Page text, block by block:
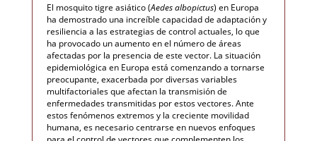
El mosquito tigre asiático (Aedes albopictus) en Europa
ha demostrado una increíble capacidad de adaptación y
resiliencia a las estrategias de control actuales, lo que
ha provocado un aumento en el número de áreas
afectadas por la presencia de este vector. La situación
epidemiológica en Europa está comenzando a tornarse
preocupante, exacerbada por diversas variables
multifactoriales que afectan la transmisión de
enfermedades transmitidas por estos vectores. Ante
estos fenómenos extremos y la creciente movilidad
humana, es necesario centrarse en nuevos enfoques